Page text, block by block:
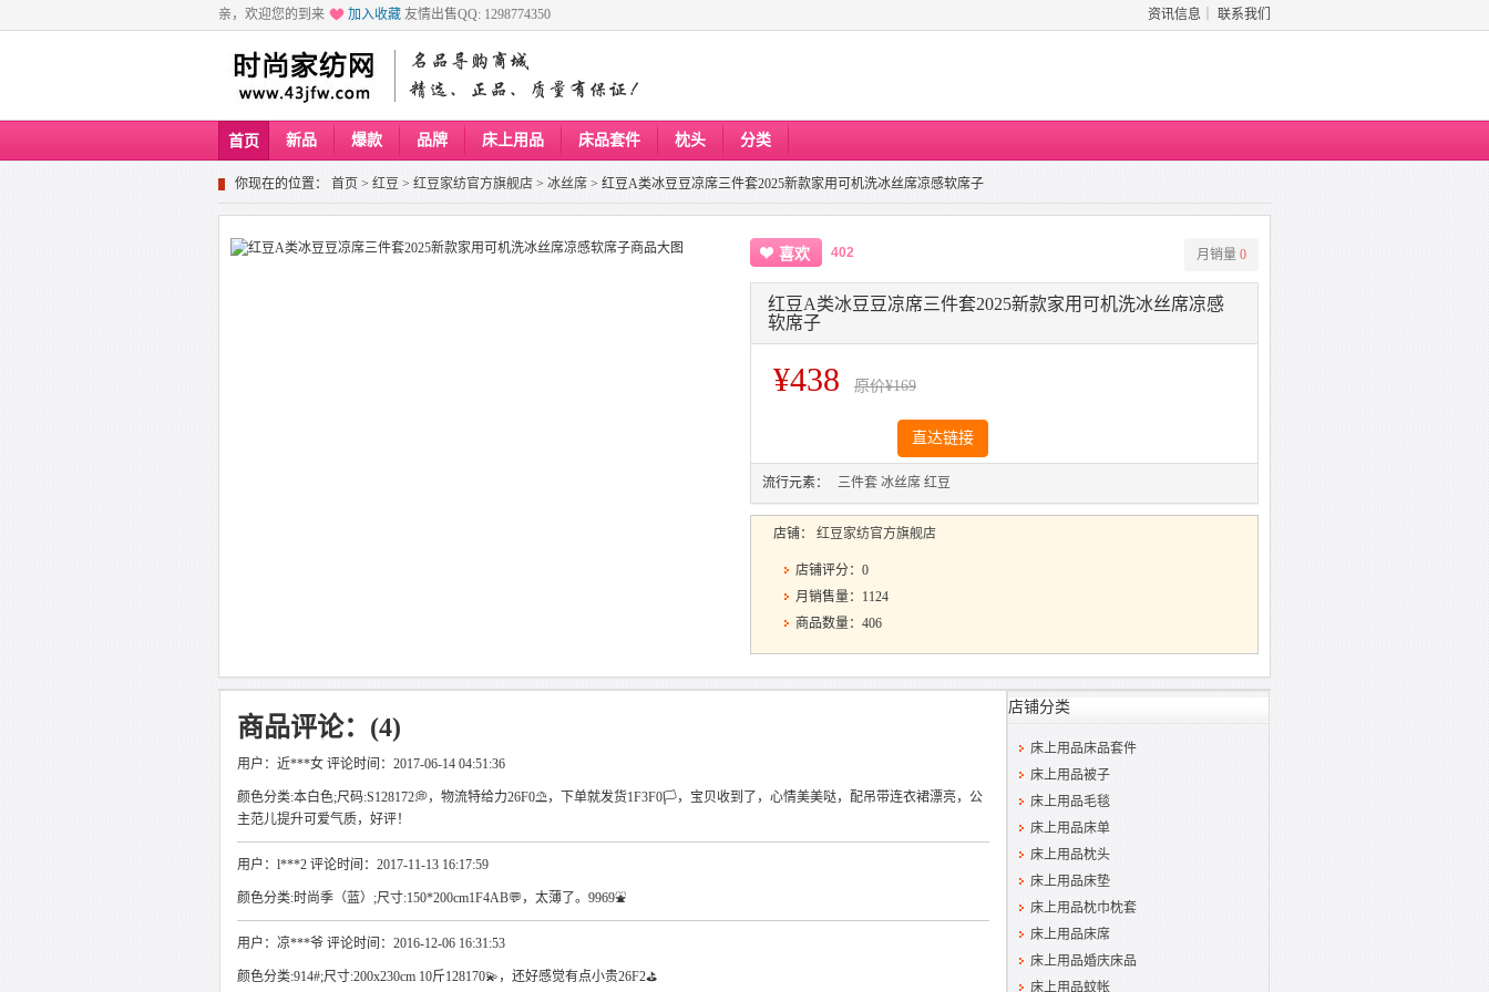
亲，欢迎您的到来 加入收藏 友情出售QQ: 1298774350 资讯信息 联系我们
首页 新品 爆款 品牌 床上用品 床品套件 枕头 分类
你现在的位置： 首页 > 红豆 > 红豆家纺官方旗舰店 > 冰丝席 > 红豆A类冰豆豆凉席三件套2025新款家用可机洗冰丝席凉感软席子
喜欢 402 月销量 0
红豆A类冰豆豆凉席三件套2025新款家用可机洗冰丝席凉感
软席子
¥438 原价¥169
直达链接
流行元素： 三件套 冰丝席 红豆
店铺： 红豆家纺官方旗舰店
店铺评分：0
月销售量：1124
商品数量：406
商品评论：(4)
用户：近***女 评论时间：2017-06-14 04:51:36
颜色分类:本白色;尺码:S128172💭，物流特给力26F0⛱，下单就发货1F3F0🏳，宝贝收到了，心情美美哒，配吊带连衣裙漂亮，公
主范儿提升可爱气质，好评！
用户：l***2 评论时间：2017-11-13 16:17:59
颜色分类:时尚季（蓝）;尺寸:150*200cm1F4AB💬，太薄了。9969⛲
用户：凉***爷 评论时间：2016-12-06 16:31:53
颜色分类:914#;尺寸:200x230cm 10斤128170💫，还好感觉有点小贵26F2⛳
店铺分类
床上用品床品套件
床上用品被子
床上用品毛毯
床上用品床单
床上用品枕头
床上用品床垫
床上用品枕巾枕套
床上用品床席
床上用品婚庆床品
床上用品蚊帐